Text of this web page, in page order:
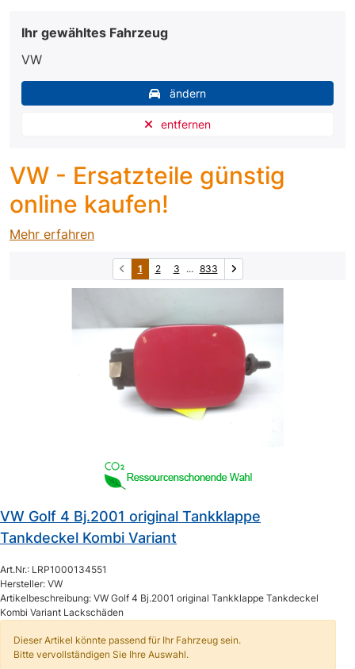
Ihr gewähltes Fahrzeug
VW
ändern
entfernen
VW - Ersatzteile günstig
online kaufen!
Mehr erfahren
1 2 3 ... 833
VW Golf 4 Bj.2001 original Tankklappe
Tankdeckel Kombi Variant
Art.Nr.: LRP1000134551
Hersteller: VW
Artikelbeschreibung: VW Golf 4 Bj.2001 original Tankklappe Tankdeckel
Kombi Variant Lackschäden
Dieser Artikel könnte passend für Ihr Fahrzeug sein.
Bitte vervollständigen Sie Ihre Auswahl.